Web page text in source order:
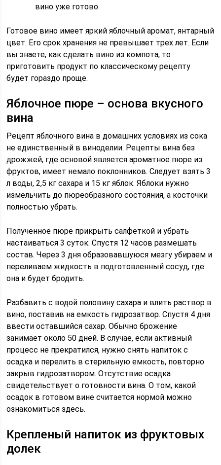
вино уже готово.
Готовое вино имеет яркий яблочный аромат, янтарный
цвет. Его срок хранения не превышает трех лет. Если
вы знаете, как сделать вино из компота, то
приготовить продукт по классическому рецепту
будет гораздо проще.
Яблочное пюре – основа вкусного
вина
Рецепт яблочного вина в домашних условиях из сока
не единственный в виноделии. Рецепты вина без
дрожжей, где основой является ароматное пюре из
фруктов, имеет немало поклонников. Следует взять 3
л воды, 2,5 кг сахара и 15 кг яблок. Яблоки нужно
измельчить до пюреобразного состояния, а косточки
полностью убрать.
Полученное пюре прикрыть салфеткой и убрать
настаиваться 3 суток. Спустя 12 часов размешать
состав. Через 3 дня образовавшуюся мезгу убираем и
переливаем жидкость в подготовленный сосуд, где
она и будет бродить.
Разбавить с водой половину сахара и влить раствор в
вино, поставив на емкость гидрозатвор. Спустя 4 дня
ввести оставшийся сахар. Обычно брожение
занимает около 50 дней. В случае, если активный
процесс не прекратился, нужно снять напиток с
осадка и перелить в стерильную емкость, повторно
закрыв гидрозатвором. Отсутствие осадка
свидетельствует о готовности вина. О том, какой
осадок в готовом вине считается нормой можно
ознакомиться здесь.
Крепленый напиток из фруктовых
долек